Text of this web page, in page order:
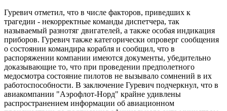
Гуревич отметил, что в числе факторов, приведших к
трагедии - некорректные команды диспетчера, так
называемый разнотяг двигателей, а также особая индикация
приборов. Гуревич также категорически опроверг сообщения
о состоянии командира корабля и сообщил, что в
распоряжении компании имеются документы, убедительно
доказывающие то, что при проведении предполетного
медосмотра состояние пилотов не вызывало сомнений в их
работоспособности. В заключение Гуревич подчеркнул, что в
авиакомпании "Аэрофлот-Hорд" крайне удивлены
распространением информации об авиационном